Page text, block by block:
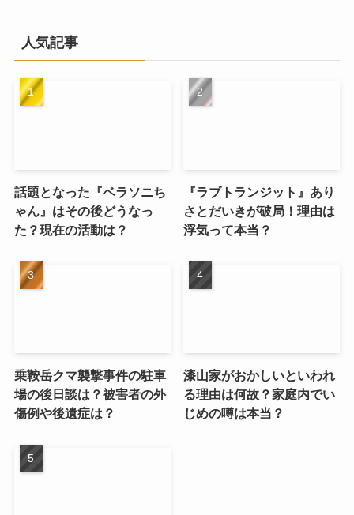
ブ
人気記事
話題となった『ベラソニち
ゃん』はその後どうなっ
た？現在の活動は？
『ラブトランジット』あり
さとだいきが破局！理由は
浮気って本当？
乗鞍岳クマ襲撃事件の駐車
場の後日談は？被害者の外
傷例や後遺症は？
漆山家がおかしいといわれ
る理由は何故？家庭内でい
じめの噂は本当？